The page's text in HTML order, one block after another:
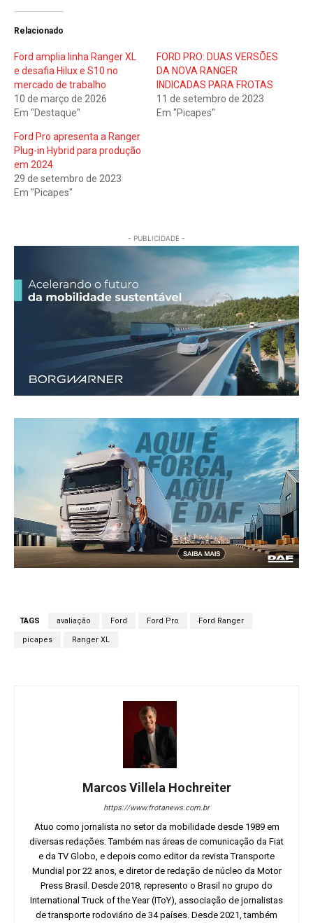
Relacionado
Ford amplia linha Ranger XL
e desafia Hilux e S10 no
mercado de trabalho
10 de março de 2026
Em "Destaque"
FORD PRO: DUAS VERSÕES
DA NOVA RANGER
INDICADAS PARA FROTAS
11 de setembro de 2023
Em "Picapes"
Ford Pro apresenta a Ranger
Plug-in Hybrid para produção
em 2024
29 de setembro de 2023
Em "Picapes"
- PUBLICIDADE -
TAGS avaliação Ford Ford Pro Ford Ranger
picapes Ranger XL
Marcos Villela Hochreiter
https://www.frotanews.com.br
Atuo como jornalista no setor da mobilidade desde 1989 em
diversas redações. Também nas áreas de comunicação da Fiat
e da TV Globo, e depois como editor da revista Transporte
Mundial por 22 anos, e diretor de redação de núcleo da Motor
Press Brasil. Desde 2018, represento o Brasil no grupo do
International Truck of the Year (IToY), associação de jornalistas
de transporte rodoviário de 34 países. Desde 2021, também